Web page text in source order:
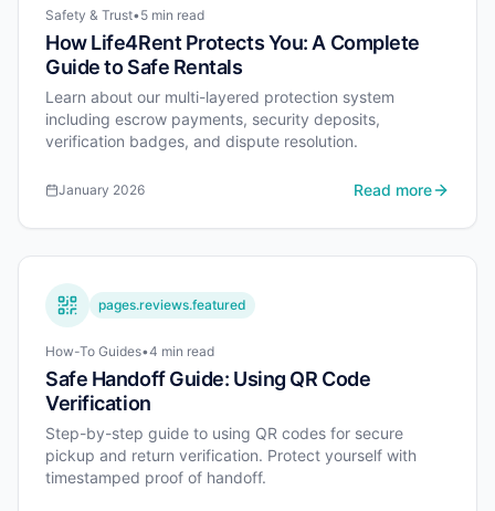
Safety & Trust•5 min read
How Life4Rent Protects You: A Complete
Guide to Safe Rentals
Learn about our multi-layered protection system
including escrow payments, security deposits,
verification badges, and dispute resolution.
January 2026 Read more
pages.reviews.featured
How-To Guides•4 min read
Safe Handoff Guide: Using QR Code
Verification
Step-by-step guide to using QR codes for secure
pickup and return verification. Protect yourself with
timestamped proof of handoff.